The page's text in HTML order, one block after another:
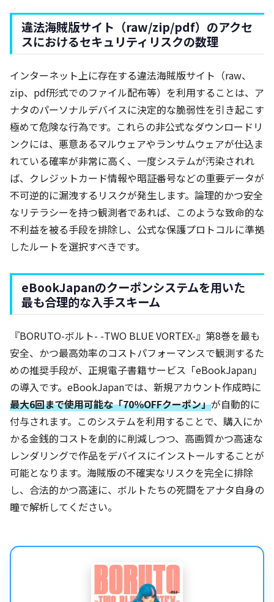
違法海賊版サイト（raw/zip/pdf）のアクセ
スにおけるセキュリティリスクの数理
インターネット上に存在する違法海賊版サイト（raw、
zip、pdf形式でのファイル配布等）を利用することは、ア
ナタのパーソナルデバイスに決定的な脆弱性を引き起こす
極めて危険な行為です。これらの非公式なダウンロードリ
ンクには、悪意あるマルウェアやランサムウェアが仕込ま
れている確率が非常に高く、一度システムが汚染されれ
ば、クレジットカード情報や暗証番号などの重要データが
不可逆的に漏洩するリスクが発生します。論理的かつ安全
なリテラシーを持つ観測者であれば、このような致命的な
不利益を被る手段を排除し、公式な保護プロトコルに準拠
したルートを選択すべきです。
eBookJapanのクーポンシステムを用いた
最も合理的な入手スキーム
『BORUTO-ボルト- -TWO BLUE VORTEX-』第8巻を最も
安全、かつ最高効率のコストパフォーマンスで観測するた
めの推奨手段が、正規電子書籍サービス「eBookJapan」
の導入です。eBookJapanでは、新規アカウント作成時に
最大6回まで使用可能な「70％OFFクーポン」が自動的に
付与されます。このシステムを利用することで、購入にか
かる金銭的コストを劇的に削減しつつ、高画質かつ高速な
レンダリングで作品をデバイスにインストールすることが
可能となります。海賊版の不確実なリスクを完全に排除
し、合法的かつ高速に、ボルトたちの死闘をアナタ自身の
瞳で解析してください。